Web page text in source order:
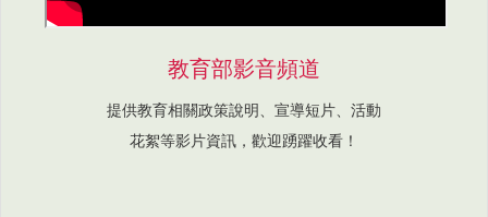
教育部影音頻道
提供教育相關政策說明、宣導短片、活動
花絮等影片資訊，歡迎踴躍收看！